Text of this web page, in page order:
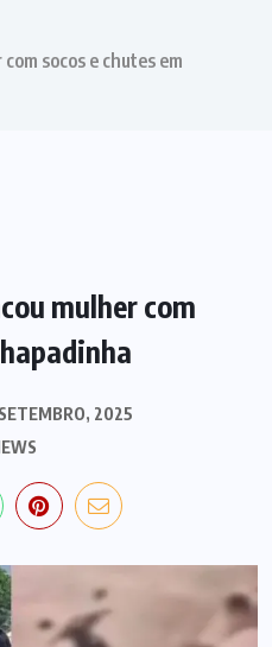
socos e chutes em
mulher com
2025